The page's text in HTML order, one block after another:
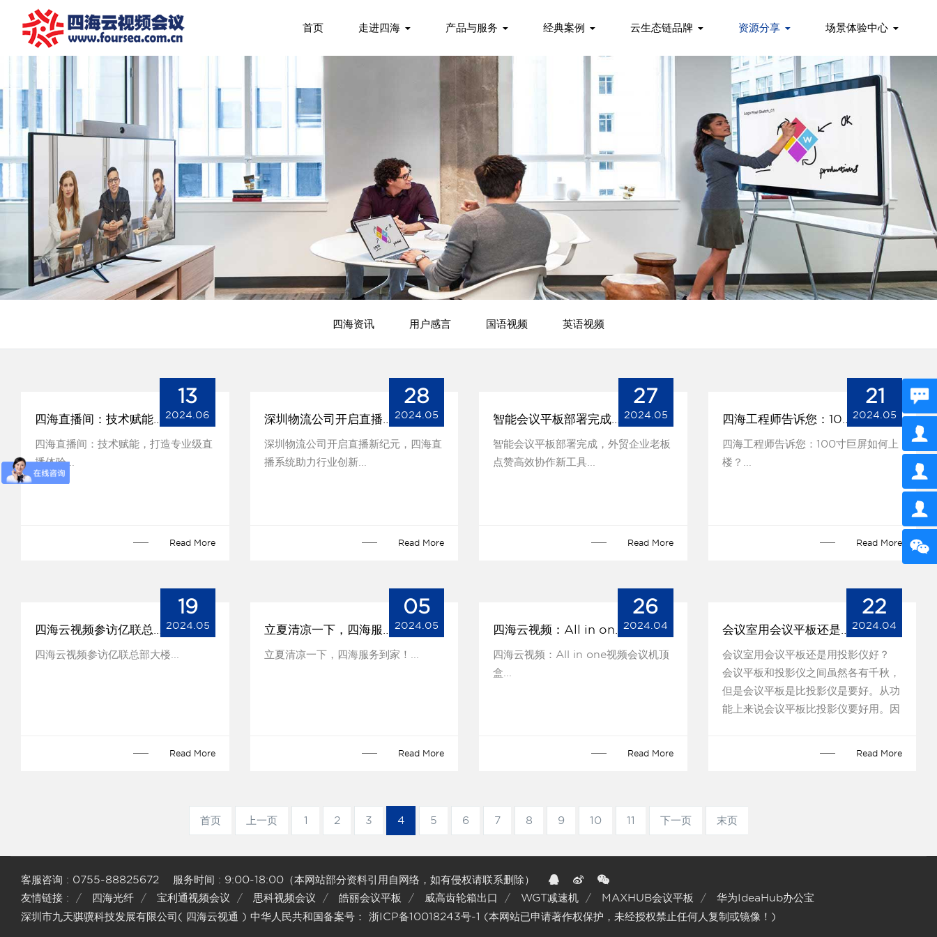
首页 走进四海 产品与服务 经典案例 云生态链品牌 资源分享 场景体验中心
四海资讯 用户感言 国语视频 英语视频
四海直播间：技术赋能，打造专业级直播体验
四海直播间：技术赋能，打造专业级直
播体验...
13
2024.06
Read More
深圳物流公司开启直播新纪元，四海直播系统助
深圳物流公司开启直播新纪元，四海直
播系统助力行业创新...
28
2024.05
Read More
智能会议平板部署完成，外贸企业老板点赞高效
智能会议平板部署完成，外贸企业老板
点赞高效协作新工具...
27
2024.05
Read More
四海工程师告诉您：100寸巨屏如何上楼？
四海工程师告诉您：100寸巨屏如何上
楼？...
21
2024.05
Read More
四海云视频参访亿联总部大楼
四海云视频参访亿联总部大楼...
19
2024.05
Read More
立夏清凉一下，四海服务到家！
立夏清凉一下，四海服务到家！...
05
2024.05
Read More
四海云视频：All in one视频会议机顶盒
四海云视频：All in one视频会议机顶
盒...
26
2024.04
Read More
会议室用会议平板还是用投影仪好？
会议室用会议平板还是用投影仪好？
会议平板和投影仪之间虽然各有千秋，
但是会议平板是比投影仪是要好。从功
能上来说会议平板比投影仪要好用。因
22
2024.04
Read More
首页 上一页 1 2 3 4 5 6 7 8 9 10 11 下一页 末页
客服咨询 : 0755-88825672 服务时间 : 9:00-18:00（本网站部分资料引用自网络，如有侵权请联系删除）
友情链接 :
四海光纤 宝利通视频会议 思科视频会议 皓丽会议平板 威高齿轮箱出口 WGT减速机 MAXHUB会议平板
华为IdeaHub办公宝
深圳市九天骐骥科技发展有限公司( 四海云视通 ) 中华人民共和国备案号： 浙ICP备10018243号-1 (本网站已申请著作权保护，未经授权禁止任何人复制或镜像！)